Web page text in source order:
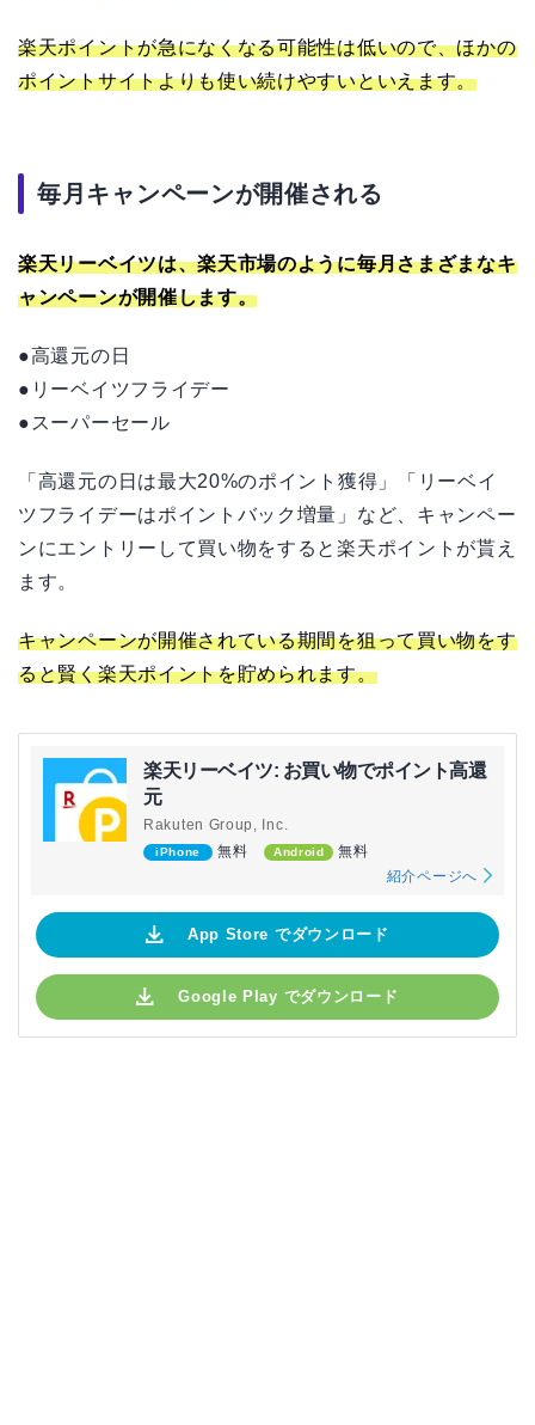
楽天ポイントが急になくなる可能性は低いので、ほかの
ポイントサイトよりも使い続けやすいといえます。
毎月キャンペーンが開催される
楽天リーベイツは、楽天市場のように毎月さまざまなキ
ャンペーンが開催します。
●高還元の日
●リーベイツフライデー
●スーパーセール
「高還元の日は最大20%のポイント獲得」「リーベイ
ツフライデーはポイントバック増量」など、キャンペー
ンにエントリーして買い物をすると楽天ポイントが貰え
ます。
キャンペーンが開催されている期間を狙って買い物をす
ると賢く楽天ポイントを貯められます。
楽天リーベイツ: お買い物でポイント高還
元
Rakuten Group, Inc.
iPhone 無料 Android
無料
紹介ページへ
App Store でダウンロード
Google Play でダウンロード